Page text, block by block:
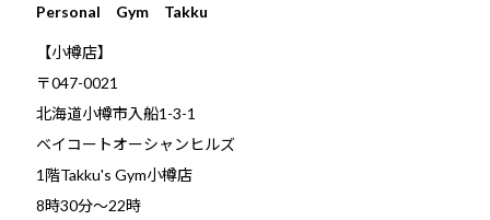
Personal Gym Takku
【小樽店】
〒047-0021
北海道小樽市入船1-3-1
ベイコートオーシャンヒルズ
1階Takku's Gym小樽店
​8時30分～22時